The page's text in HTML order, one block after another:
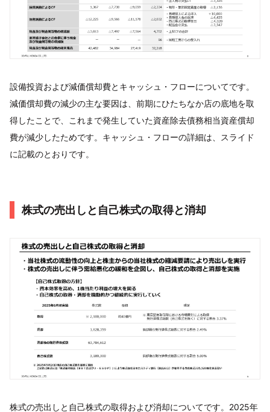
設備投資および減価償却費とキャッシュ・フローについてです。
減価償却費の減少の主な要因は、前期にひたちなか店の底地を取
得したことで、これまで発生していた資産除去債務相当資産償却
費が減少したためです。キャッシュ・フローの詳細は、スライド
に記載のとおりです。
株式の売出しと自己株式の取得と消却
株式の売出しと自己株式の取得および消却についてです。2025年